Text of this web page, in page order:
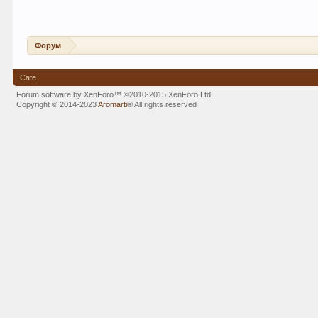
Форум
Cafe
Forum software by XenForo™©2010-2015 XenForo Ltd.
Copyright © 2014-2023Aromarti®All rights reserved